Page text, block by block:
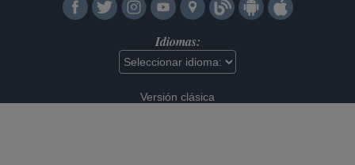
Idiomas:
Versión clásica